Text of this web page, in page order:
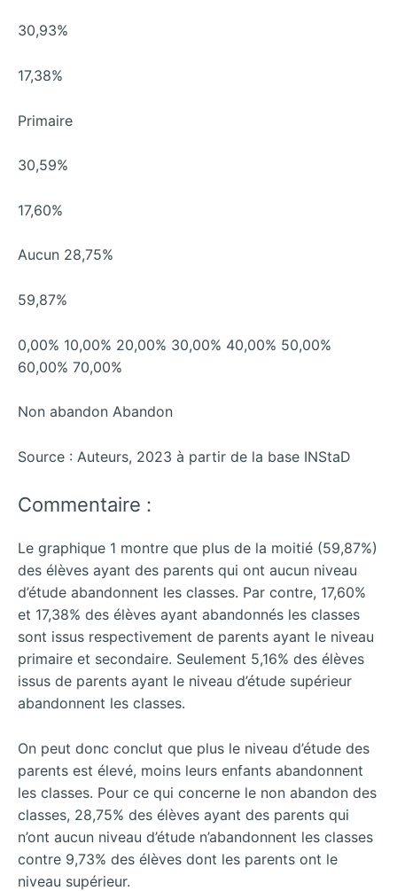
30,93%
17,38%
Primaire
30,59%
17,60%
Aucun 28,75%
59,87%
0,00% 10,00% 20,00% 30,00% 40,00% 50,00%
60,00% 70,00%
Non abandon Abandon
Source : Auteurs, 2023 à partir de la base INStaD
Commentaire :
Le graphique 1 montre que plus de la moitié (59,87%)
des élèves ayant des parents qui ont aucun niveau
d’étude abandonnent les classes. Par contre, 17,60%
et 17,38% des élèves ayant abandonnés les classes
sont issus respectivement de parents ayant le niveau
primaire et secondaire. Seulement 5,16% des élèves
issus de parents ayant le niveau d’étude supérieur
abandonnent les classes.
On peut donc conclut que plus le niveau d’étude des
parents est élevé, moins leurs enfants abandonnent
les classes. Pour ce qui concerne le non abandon des
classes, 28,75% des élèves ayant des parents qui
n’ont aucun niveau d’étude n’abandonnent les classes
contre 9,73% des élèves dont les parents ont le
niveau supérieur.